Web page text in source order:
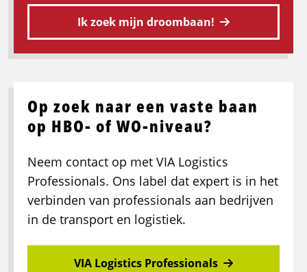
Ik zoek mijn droombaan!
Op zoek naar een vaste baan
op HBO- of WO-niveau?
Neem contact op met VIA Logistics
Professionals. Ons label dat expert is in het
verbinden van professionals aan bedrijven
in de transport en logistiek.
VIA Logistics Professionals